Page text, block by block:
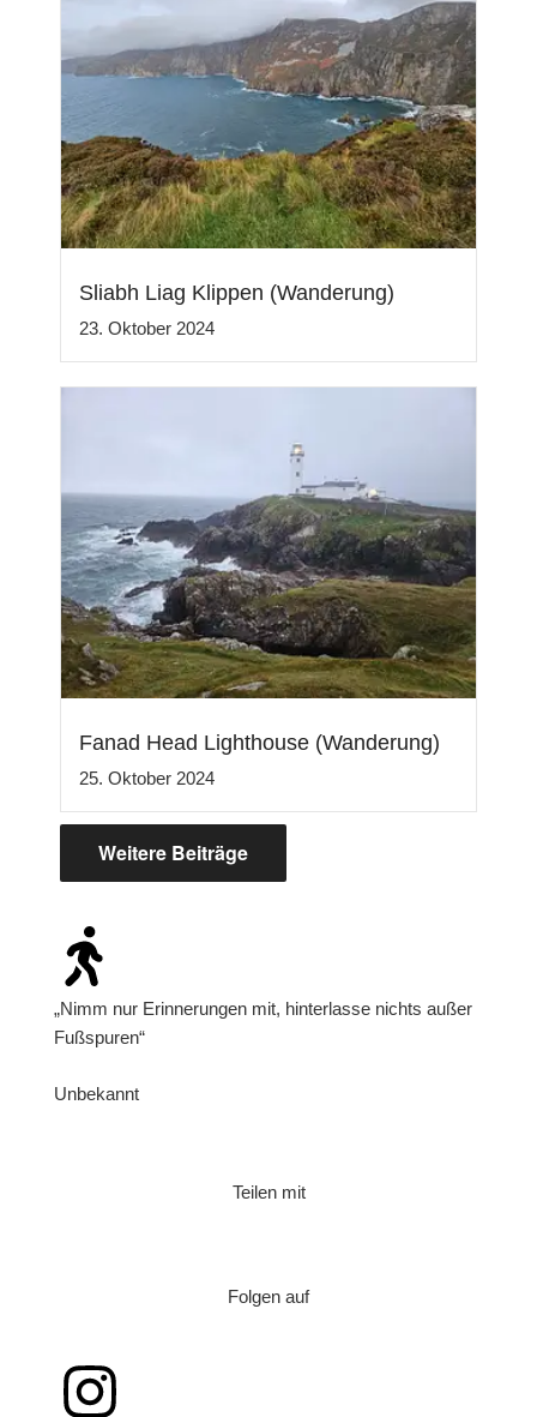
Sliabh Liag Klippen (Wanderung)
23. Oktober 2024
Fanad Head Lighthouse (Wanderung)
25. Oktober 2024
Weitere Beiträge
„Nimm nur Erinnerungen mit, hinterlasse nichts außer
Fußspuren“
Unbekannt
Teilen mit
Folgen auf